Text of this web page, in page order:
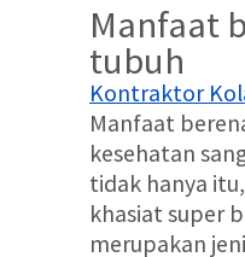
Manfaat
tubuh
Kontraktor
Manfaat
kesehatan
tidak hanya
khasiat super
merupakan